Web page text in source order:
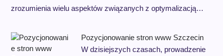
zrozumienia wielu aspektów związanych z optymalizacją…
Pozycjonowanie stron www Szczecin
W dzisiejszych czasach, prowadzenie